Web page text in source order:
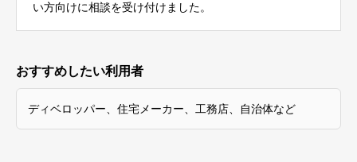
い方向けに相談を受け付けました。
おすすめしたい利用者
ディベロッパー、住宅メーカー、工務店、自治体など